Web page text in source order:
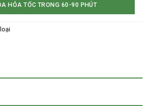
HỎA TỐC TRONG 60-90 PHÚT